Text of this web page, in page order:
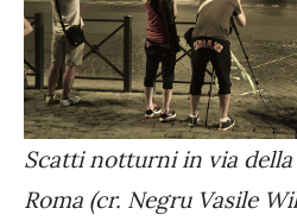
Scatti notturni in via
Roma (cr. Negru Vasile